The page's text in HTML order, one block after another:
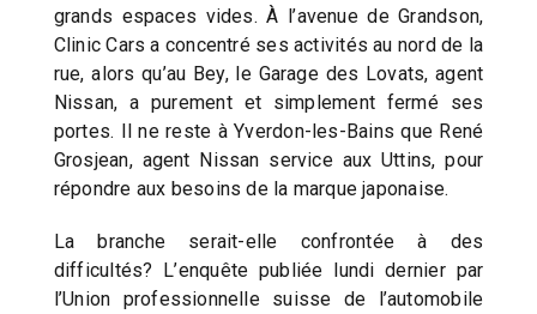
grands espaces vides. À l’avenue de Grandson,
Clinic Cars a concentré ses activités au nord de la
rue, alors qu’au Bey, le Garage des Lovats, agent
Nissan, a purement et simplement fermé ses
portes. Il ne reste à Yverdon-les-Bains que René
Grosjean, agent Nissan service aux Uttins, pour
répondre aux besoins de la marque japonaise.
La branche serait-elle confrontée à des
difficultés? L’enquête publiée lundi dernier par
l’Union professionnelle suisse de l’automobile